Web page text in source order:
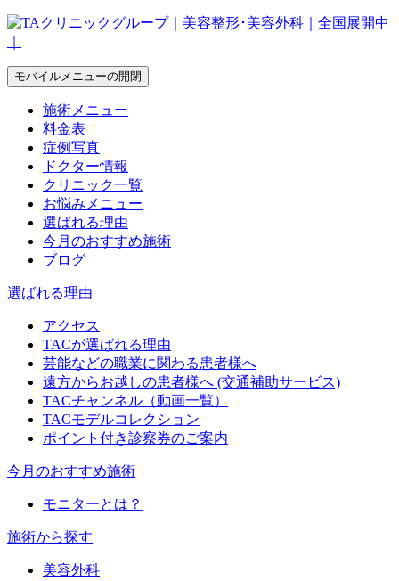
モバイルメニューの開閉
施術メニュー
料金表
症例写真
ドクター情報
クリニック一覧
お悩みメニュー
選ばれる理由
今月のおすすめ施術
ブログ
選ばれる理由
アクセス
TACが選ばれる理由
芸能などの職業に関わる患者様へ
遠方からお越しの患者様へ (交通補助サービス)
TACチャンネル（動画一覧）
TACモデルコレクション
ポイント付き診察券のご案内
今月のおすすめ施術
モニターとは？
施術から探す
美容外科